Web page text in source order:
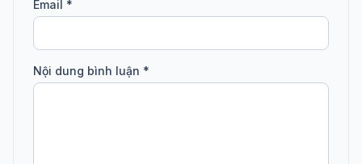
Email *
Nội dung bình luận *